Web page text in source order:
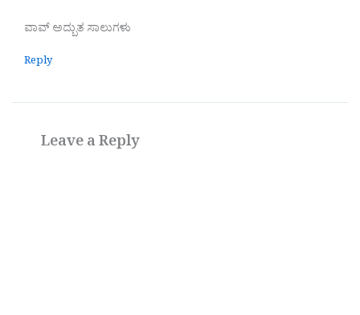
ವಾವ್ ಅದ್ಬುತ ಸಾಲುಗಳು
Reply
Leave a Reply